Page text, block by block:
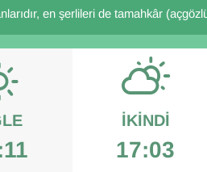
en şerlileri de tamahkâr
İKINDI
17:03